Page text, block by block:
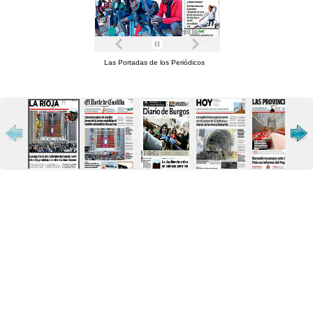
Las Portadas de los Periódicos